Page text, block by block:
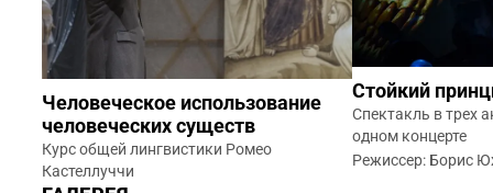
Человеческое использование
человеческих существ
Курс общей лингвистики Ромео
Кастеллуччи
Стойкий
Спектакль в трех
одном концерте
Режиссер: Борис